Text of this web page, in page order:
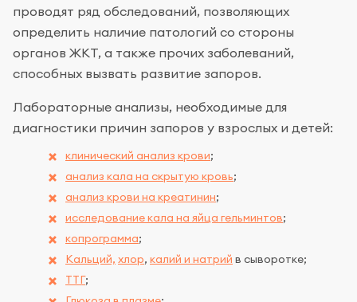
проводят ряд обследований, позволяющих
определить наличие патологий со стороны
органов ЖКТ, а также прочих заболеваний,
способных вызвать развитие запоров.
Лабораторные анализы, необходимые для
диагностики причин запоров у взрослых и детей:
клинический анализ крови;
анализ кала на скрытую кровь;
анализ крови на креатинин;
исследование кала на яйца гельминтов;
копрограмма;
Кальций, хлор, калий и натрий в сыворотке;
ТТГ;